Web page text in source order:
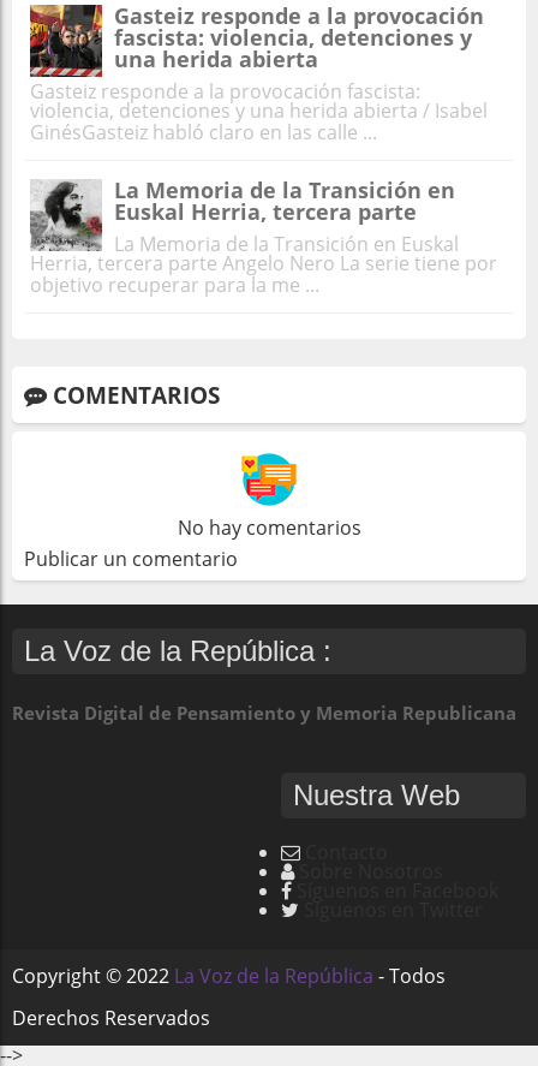
Gasteiz responde a la provocación
fascista: violencia, detenciones y
una herida abierta
Gasteiz responde a la provocación fascista:
violencia, detenciones y una herida abierta / Isabel
GinésGasteiz habló claro en las calle ...
La Memoria de la Transición en
Euskal Herria, tercera parte
La Memoria de la Transición en Euskal
Herria, tercera parte Angelo Nero La serie tiene por
objetivo recuperar para la me ...
COMENTARIOS
No hay comentarios
Publicar un comentario
La Voz de la República :
Revista Digital de Pensamiento y Memoria Republicana
Nuestra Web
Copyright ©2022 La Voz de la República - Todos
Derechos Reservados
-->